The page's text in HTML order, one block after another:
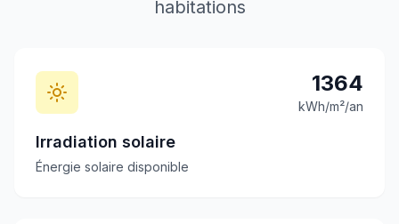
habitations
1364
kWh/m²/an
Irradiation solaire
Énergie solaire disponible